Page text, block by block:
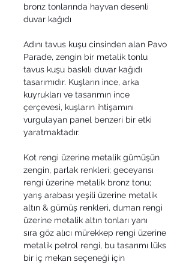
bronz tonlarında hayvan desenli
duvar kağıdı
Adını tavus kuşu cinsinden alan Pavo
Parade, zengin bir metalik tonlu
tavus kuşu baskılı duvar kağıdı
tasarımıdır. Kuşların ince, arka
kuyrukları ve tasarımın ince
çerçevesi, kuşların ihtişamını
vurgulayan panel benzeri bir etki
yaratmaktadır.
Kot rengi üzerine metalik gümüşün
zengin, parlak renkleri; geceyarısı
rengi üzerine metalik bronz tonu;
yarış arabası yeşili üzerine metalik
altın & gümüş renkleri, duman rengi
üzerine metalik altın tonları yanı
sıra göz alıcı mürekkep rengi üzerine
metalik petrol rengi, bu tasarımı lüks
bir iç mekan seçeneği için